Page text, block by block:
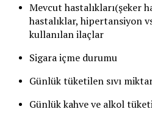
Mevcut hastalıkları(şeker
hastalıklar, hipertansiyon
kullanılan ilaçlar
Sigara içme durumu
Günlük tüketilen sıvı
Günlük kahve ve alkol